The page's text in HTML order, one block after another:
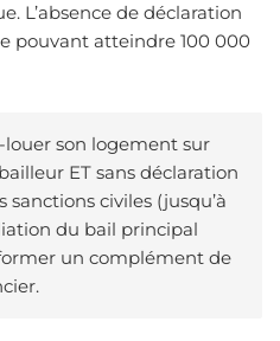
L’absence de déclaration
pouvant atteindre 100 000
louer son logement sur
ET sans déclaration
civiles (jusqu’à
du bail principal
un complément de